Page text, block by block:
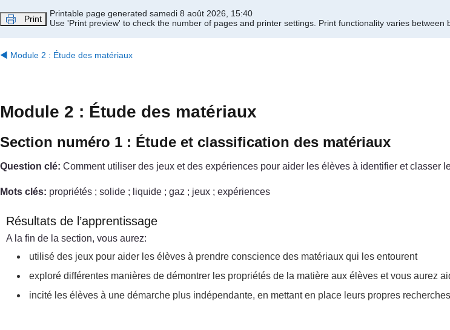
Print
Printable page generated samedi 8 août 2026, 15:40
Use 'Print preview' to check the number of pages and printer settings. Print functionality varies between
◀︎ Module 2 : Étude des matériaux
Module 2 : Étude des matériaux
Section numéro 1 : Étude et classification des matériaux
Question clé: Comment utiliser des jeux et des expériences pour aider les élèves à identifier et classer
Mots clés: propriétés ; solide ; liquide ; gaz ; jeux ; expériences
Résultats de l’apprentissage
A la fin de la section, vous aurez:
utilisé des jeux pour aider les élèves à prendre conscience des matériaux qui les entourent
exploré différentes manières de démontrer les propriétés de la matière aux élèves et vous aurez
incité les élèves à une démarche plus indépendante, en mettant en place leurs propres